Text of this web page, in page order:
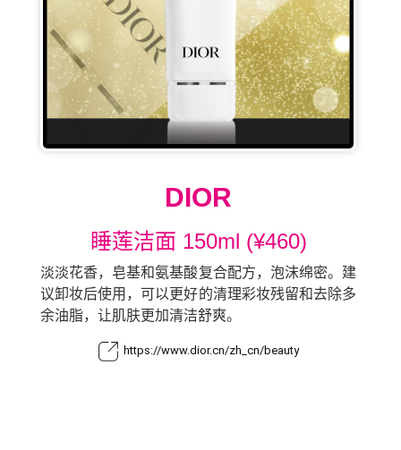
DIOR
睡莲洁面 150ml (¥460)
淡淡花香，皂基和氨基酸复合配方，泡沫绵密。建
议卸妆后使用，可以更好的清理彩妆残留和去除多
余油脂，让肌肤更加清洁舒爽。
https://www.dior.cn/zh_cn/beauty